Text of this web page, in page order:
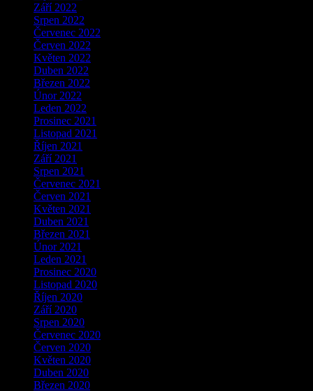
Září 2022
Srpen 2022
Červenec 2022
Červen 2022
Květen 2022
Duben 2022
Březen 2022
Únor 2022
Leden 2022
Prosinec 2021
Listopad 2021
Říjen 2021
Září 2021
Srpen 2021
Červenec 2021
Červen 2021
Květen 2021
Duben 2021
Březen 2021
Únor 2021
Leden 2021
Prosinec 2020
Listopad 2020
Říjen 2020
Září 2020
Srpen 2020
Červenec 2020
Červen 2020
Květen 2020
Duben 2020
Březen 2020